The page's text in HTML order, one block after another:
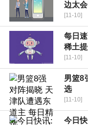
边太会
[11-10]
每日
稀土
[11-10]
男篮8
选
[11-10]
今日